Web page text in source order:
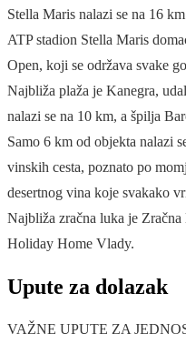
Stella Maris nalazi se na 16
ATP stadion Stella Maris
Open, koji se održava svake
Najbliža plaža je Kanegra,
nalazi se na 10 km, a špilja
Samo 6 km od objekta nalazi
vinskih cesta, poznato po
desertnog vina koje svakako
Najbliža zračna luka je
Holiday Home Vlady.
Upute za dolazak
VAŽNE UPUTE ZA